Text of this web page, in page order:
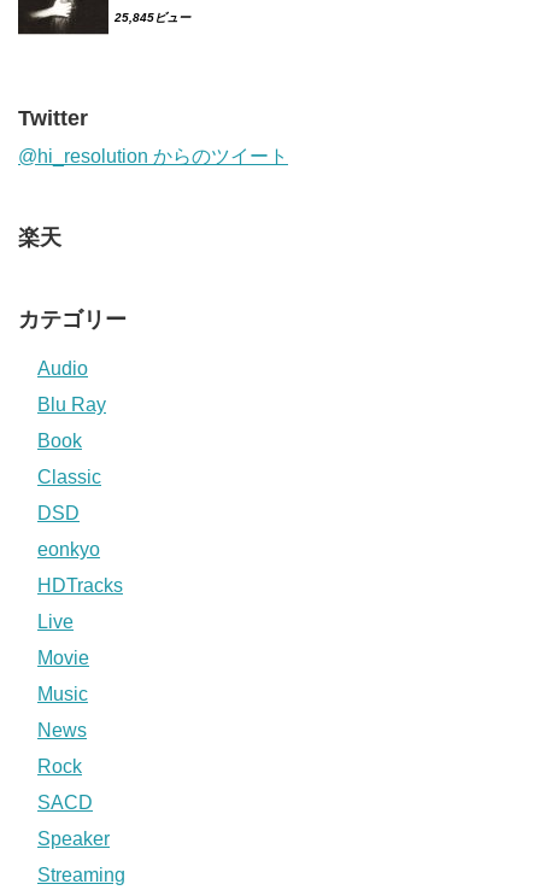
25,845ビュー
Twitter
@hi_resolution からのツイート
楽天
カテゴリー
Audio
Blu Ray
Book
Classic
DSD
eonkyo
HDTracks
Live
Movie
Music
News
Rock
SACD
Speaker
Streaming